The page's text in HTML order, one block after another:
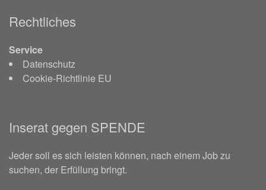
Rechtliches
Service
Datenschutz
Cookie-Richtlinie EU
Inserat gegen SPENDE
Jeder soll es sich leisten können, nach einem Job zu
suchen, der Erfüllung bringt.